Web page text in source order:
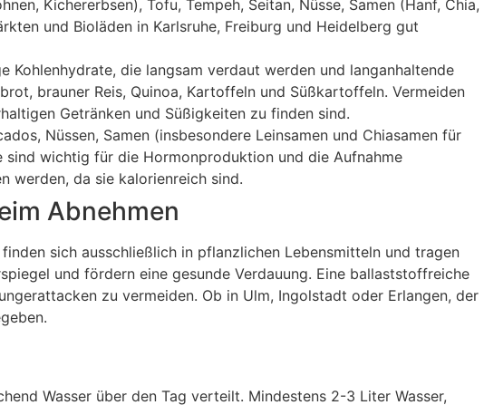
Kichererbsen), Tofu, Tempeh, Seitan, Nüsse, Samen (Hanf, Chia,
und Bioläden in Karlsruhe, Freiburg und Heidelberg gut
Kohlenhydrate, die langsam verdaut werden und langanhaltende
brauner Reis, Quinoa, Kartoffeln und Süßkartoffeln. Vermeiden
Getränken und Süßigkeiten zu finden sind.
Nüssen, Samen (insbesondere Leinsamen und Chiasamen für
wichtig für die Hormonproduktion und die Aufnahme
werden, da sie kalorienreich sind.
Abnehmen
sich ausschließlich in pflanzlichen Lebensmitteln und tragen
und fördern eine gesunde Verdauung. Eine ballaststoffreiche
zu vermeiden. Ob in Ulm, Ingolstadt oder Erlangen, der
Wasser über den Tag verteilt. Mindestens 2-3 Liter Wasser,